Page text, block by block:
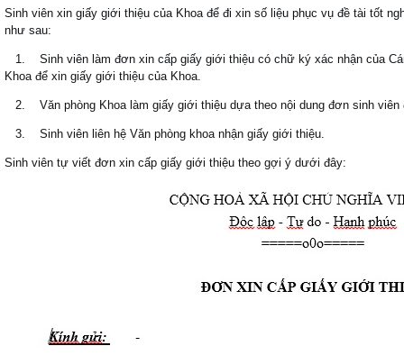
Sinh viên xin giấy giới thiệu của Khoa để đi xin số liệu phục vụ đề tài tốt
như sau:
1. Sinh viên làm đơn xin cấp giấy giới thiệu có chữ ký xác nhận của
Khoa để xin giấy giới thiệu của Khoa.
2. Văn phòng Khoa làm giấy giới thiệu dựa theo nội dung đơn sinh viên
3. Sinh viên liên hệ Văn phòng khoa nhận giấy giới thiệu.
Sinh viên tự viết đơn xin cấp giấy giới thiệu theo gợi ý dưới đây: